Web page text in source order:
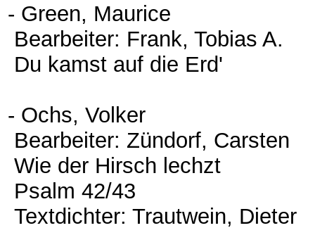
- Green, Maurice
Bearbeiter: Frank, Tobias A.
Du kamst auf die Erd'
- Ochs, Volker
Bearbeiter: Zündorf, Carsten
Wie der Hirsch lechzt
Psalm 42/43
Textdichter: Trautwein, Dieter